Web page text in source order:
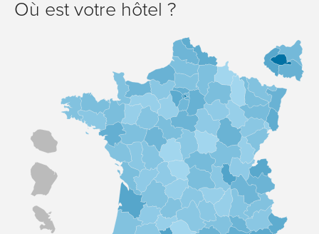
Où est votre hôtel ?